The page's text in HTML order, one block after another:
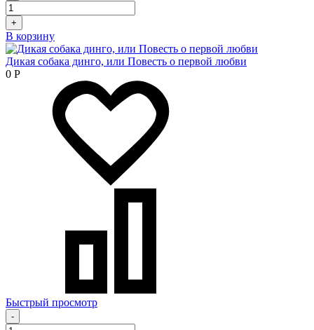
+
В корзину
Дикая собака динго, или Повесть о первой любви
0 Р
Быстрый просмотр
-